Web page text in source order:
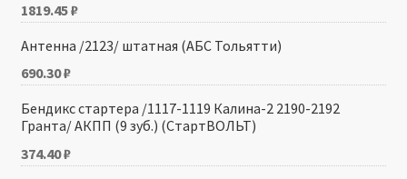
1819.45₽
Антенна /2123/ штатная (АБС Тольятти)
690.30₽
Бендикс стартера /1117-1119 Калина-2 2190-2192
Гранта/ АКПП (9 зуб.) (СтартВОЛЬТ)
374.40₽